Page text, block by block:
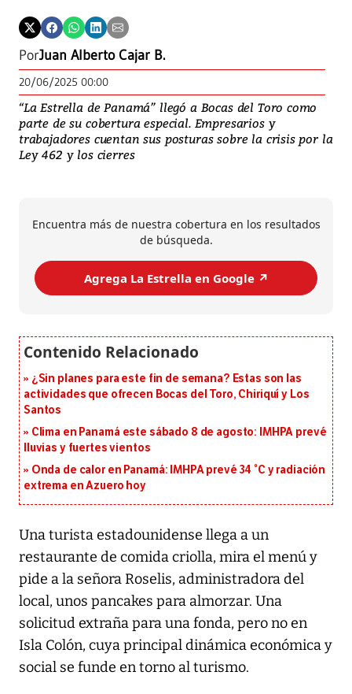
PorJuan Alberto Cajar B.
20/06/2025 00:00
“La Estrella de Panamá” llegó a Bocas del Toro como
parte de su cobertura especial. Empresarios y
trabajadores cuentan sus posturas sobre la crisis por la
Ley 462 y los cierres
Encuentra más de nuestra cobertura en los resultados
de búsqueda.
Agrega La Estrella en Google ↗️
¿Sin planes para este fin de semana? Estas son las
actividades que ofrecen Bocas del Toro, Chiriquí y Los
Santos
Clima en Panamá este sábado 8 de agosto: IMHPA prevé
lluvias y fuertes vientos
Onda de calor en Panamá: IMHPA prevé 34 °C y radiación
extrema en Azuero hoy
Una turista estadounidense llega a un
restaurante de comida criolla, mira el menú y
pide a la señora Roselis, administradora del
local, unos pancakes para almorzar. Una
solicitud extraña para una fonda, pero no en
Isla Colón, cuya principal dinámica económica y
social se funde en torno al turismo.